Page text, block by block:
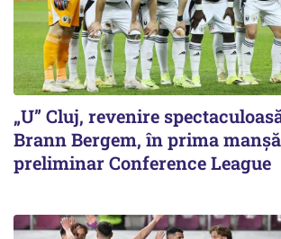
„U” Cluj, revenire
Brann Bergem, în prima
preliminar Conference League